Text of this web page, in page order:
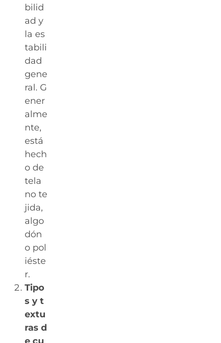
bilid
ad y
la es
tabili
dad
gene
ral. G
ener
alme
nte,
está
hech
o de
tela
no te
jida,
algo
dón
o pol
iéste
r.
Tipo
s y t
extu
ras d